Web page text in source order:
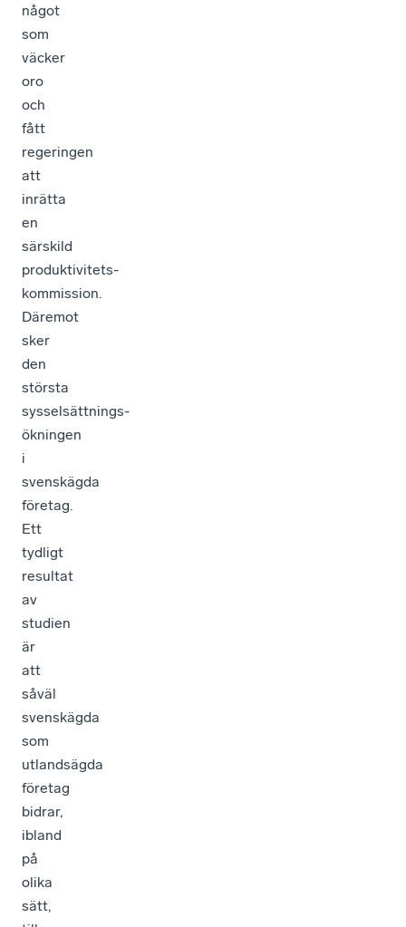
något
som
väcker
oro
och
fått
regeringen
att
inrätta
en
särskild
produktivitets­
kommission.
Däremot
sker
den
största
sysselsättnings­
ökningen
i
svenskägda
företag.
Ett
tydligt
resultat
av
studien
är
att
såväl
svenskägda
som
utlandsägda
företag
bidrar,
ibland
på
olika
sätt,